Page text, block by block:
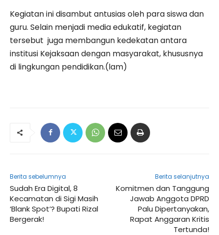
Kegiatan ini disambut antusias oleh para siswa dan
guru. Selain menjadi media edukatif, kegiatan
tersebut juga membangun kedekatan antara
institusi Kejaksaan dengan masyarakat, khususnya
di lingkungan pendidikan.(lam)
Berita sebelumnya
Sudah Era Digital, 8
Kecamatan di Sigi Masih
‘Blank Spot’? Bupati Rizal
Bergerak!
Berita selanjutnya
Komitmen dan Tanggung
Jawab Anggota DPRD
Palu Dipertanyakan,
Rapat Anggaran Kritis
Tertunda!